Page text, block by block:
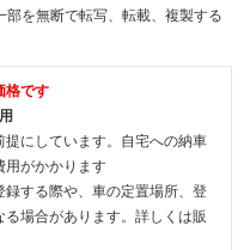
を無断で転写、転載、複製する
格です
にしています。自宅への納車
用がかかります
する際や、車の定置場所、登
場合があります。詳しくは販